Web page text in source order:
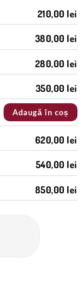
210,00 lei
380,00 lei
280,00 lei
350,00 lei
Adaugă în coș
620,00 lei
540,00 lei
850,00 lei